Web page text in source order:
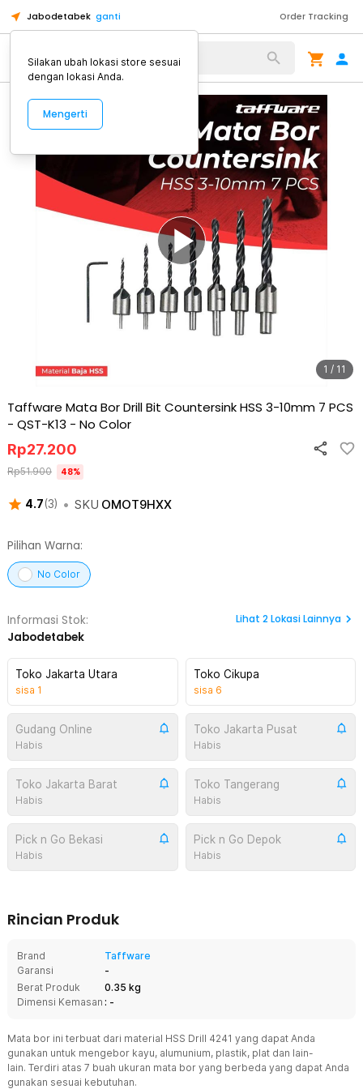
Jabodetabek ganti Order Tracking
Alat Kopi
1 / 11
Taffware Mata Bor Drill Bit Countersink HSS 3-10mm 7 PCS
- QST-K13 - No Color
4.7(3) • SKU OMOT9HXX
Rp27.200
Rp51.900 48%
Pilihan Warna:
No Color
Informasi Stok:
Jabodetabek
Lihat 2Lokasi Lainnya
Toko Jakarta Utara
sisa 1
Toko Cikupa
sisa 6
Gudang Online
Habis
Toko Jakarta Pusat
Habis
Toko Jakarta Barat
Habis
Toko Tangerang
Habis
Pick n Go Bekasi
Habis
Pick n Go Depok
Habis
Rincian Produk
Brand
Taffware
Garansi
-
Berat Produk
0.35 kg
Dimensi Kemasan : -
Mata bor ini terbuat dari material HSS Drill 4241 yang dapat Anda
gunakan untuk mengebor kayu, alumunium, plastik, plat dan lain-
lain. Terdiri atas 7 buah ukuran mata bor yang berbeda yang dapat Anda
gunakan sesuai kebutuhan.
Silakan ubah lokasi store sesuai
dengan lokasi Anda.
Mengerti